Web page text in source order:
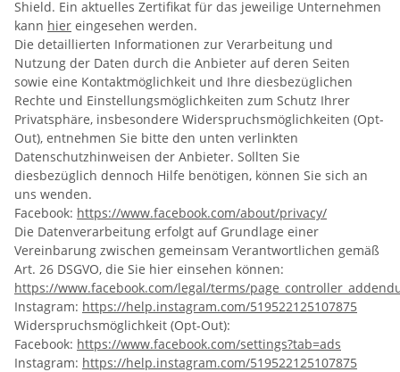
Shield. Ein aktuelles Zertifikat für das jeweilige Unternehmen
kann hier eingesehen werden.
Die detaillierten Informationen zur Verarbeitung und
Nutzung der Daten durch die Anbieter auf deren Seiten
sowie eine Kontaktmöglichkeit und Ihre diesbezüglichen
Rechte und Einstellungsmöglichkeiten zum Schutz Ihrer
Privatsphäre, insbesondere Widerspruchsmöglichkeiten (Opt-
Out), entnehmen Sie bitte den unten verlinkten
Datenschutzhinweisen der Anbieter. Sollten Sie
diesbezüglich dennoch Hilfe benötigen, können Sie sich an
uns wenden.
Facebook: https://www.facebook.com/about/privacy/
Die Datenverarbeitung erfolgt auf Grundlage einer
Vereinbarung zwischen gemeinsam Verantwortlichen gemäß
Art. 26 DSGVO, die Sie hier einsehen können:
https://www.facebook.com/legal/terms/
Instagram: https://help.instagram.com/519522125107875
Widerspruchsmöglichkeit (Opt-Out):
Facebook: https://www.facebook.com/settings?tab=ads
Instagram: https://help.instagram.com/519522125107875